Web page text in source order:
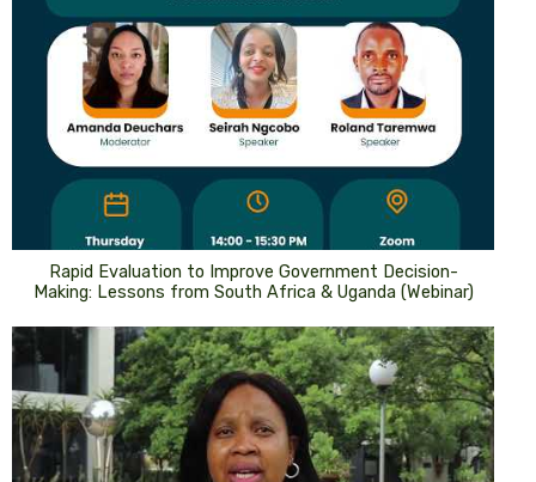
Rapid Evaluation to Improve Government Decision-
Making: Lessons from South Africa & Uganda (Webinar)